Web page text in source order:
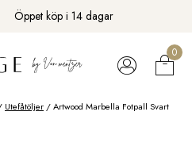
Öppet köp i 14 dagar
0
Utefåtöljer / Artwood Marbella Fotpall Svart